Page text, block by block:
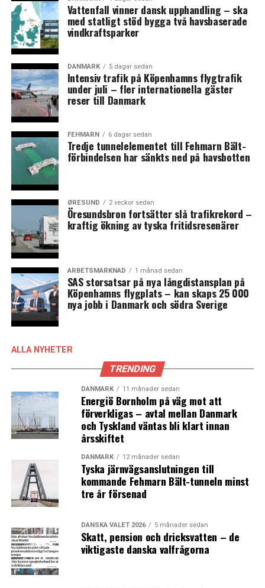
I alt søgte 29.000 asyl i Sverige i 2016 og 163.000 i 2015
Danmark tog imod 6.200 asylansøgere i 2016 og 21.300 i
2015.
Sverige indførte grænsekontrol 12. november 2015 og
ID-kontrol for rejsende med tog, bus og færge fra
Danmark 4. januar 2016. Samme dag indførte Danmark
grænsekontrol ved den dansk-tyske grænse. (News
Øresund)
LÄS OCKSÅ:
Danska politiker efterlyser räddningsplan för Postnord
– öppnar för att ”ta hem” den danska delen
Uber stannar kvar i Danmark trots ny tuffare taxilag
Vattenfall vinner dansk upphandling – ska
med statligt stöd bygga två havsbaserade
vindkraftsparker
DANMARK 5 dagar sedan
Intensiv trafik på Köpenhamns flygtrafik
under juli – fler internationella gäster
reser till Danmark
FEHMARN 6 dagar sedan
Tredje tunnelelementet till Fehmarn Bält-
förbindelsen har sänkts ned på havsbotten
ØRESUND 2 veckor sedan
Öresundsbron fortsätter slå trafikrekord –
kraftig ökning av tyska fritidsresenärer
ARBETSMARKNAD 1 månad sedan
SAS storsatsar på nya långdistansplan på
Köpenhamns flygplats – kan skaps 25 000
nya jobb i Danmark och södra Sverige
ALLA NYHETER
TRENDING
DANMARK 11 månader sedan
Energiö Bornholm på väg mot att
förverkligas – avtal mellan Danmark
och Tyskland väntas bli klart innan
årsskiftet
DANMARK 12 månader sedan
Tyska järnvägsanslutningen till
kommande Fehmarn Bält-tunneln minst
tre år försenad
DANSKA VALET 2026 5 månader sedan
Skatt, pension och dricksvatten – de
viktigaste danska valfrågorna